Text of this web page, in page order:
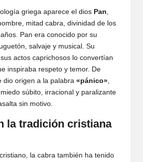
griega aparece el dios Pan
mitad cabra, divinidad de los
Pan era conocido por su
salvaje y musical. Su
actos caprichosos lo convertían
inspiraba respeto y temor. De
dio origen a la palabra «pánico»
súbito, irracional y paralizante
sin motivo.
la tradición cristiana
la cabra también ha tenido